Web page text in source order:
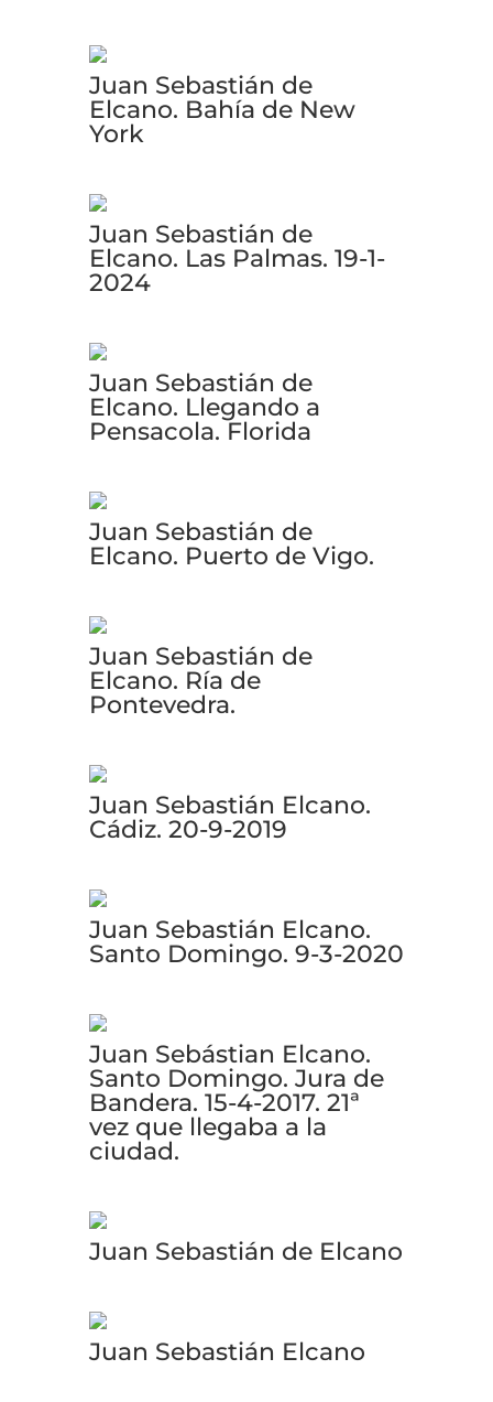
Juan Sebastián de
Elcano. Bahía de New
York
Juan Sebastián de
Elcano. Las Palmas. 19-1-
2024
Juan Sebastián de
Elcano. Llegando a
Pensacola. Florida
Juan Sebastián de
Elcano. Puerto de Vigo.
Juan Sebastián de
Elcano. Ría de
Pontevedra.
Juan Sebastián Elcano.
Cádiz. 20-9-2019
Juan Sebastián Elcano.
Santo Domingo. 9-3-2020
Juan Sebástian Elcano.
Santo Domingo. Jura de
Bandera. 15-4-2017. 21ª
vez que llegaba a la
ciudad.
Juan Sebastián de Elcano
Juan Sebastián Elcano